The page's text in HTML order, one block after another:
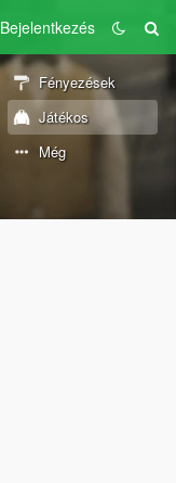
Bejelentkezés
Fényezések
Játékos
Még